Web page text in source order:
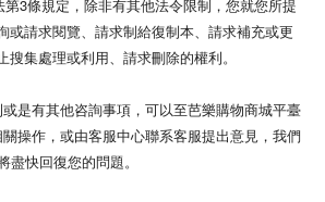
3條規定，除非有其他法令限制，您就您所提
或請求閱覽、請求制給復制本、請求補充或更
搜集處理或利用、請求刪除的權利。
是有其他咨詢事項，可以至芭樂購物商城平臺
關操作，或由客服中心聯系客服提出意見，我們
盡快回復您的問題。